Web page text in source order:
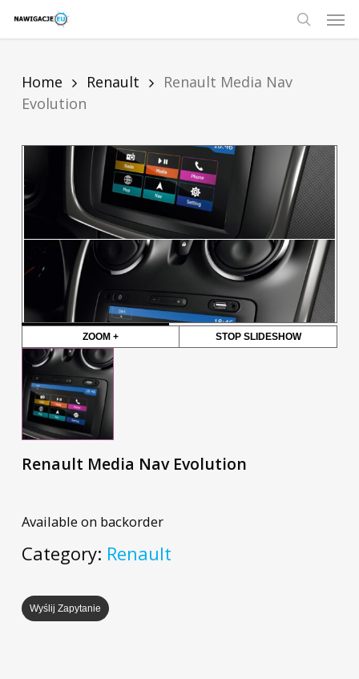
main search
Home Renault
Renault Media Nav
Evolution
ZOOM + STOP SLIDESHOW
Renault Media Nav Evolution
Available on backorder
Category: Renault
Wyślij Zapytanie